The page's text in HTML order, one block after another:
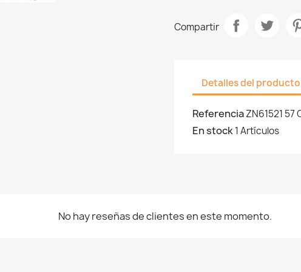
Compartir
Detalles del producto
ReferenciaZN61521 57
En stock1 Artículos
No hay reseñas de clientes en este momento.